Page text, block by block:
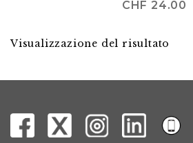
CHF 24.00
Visualizzazione del risultato